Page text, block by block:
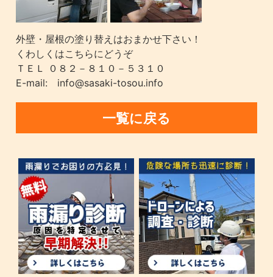
外壁・屋根の塗り替えはおまかせ下さい！
くわしくはこちらにどうぞ
ＴＥＬ ０８２－８１０－５３１０
E-mail: info@sasaki-tosou.info
一覧に戻る